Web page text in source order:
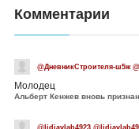
Комментарии
@ДневникСтроителя-ш5ж
Молодец
Альберт Кенжев вновь